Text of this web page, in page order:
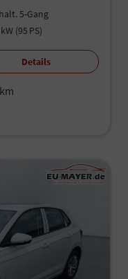
5-Gang
(95 PS)
Details